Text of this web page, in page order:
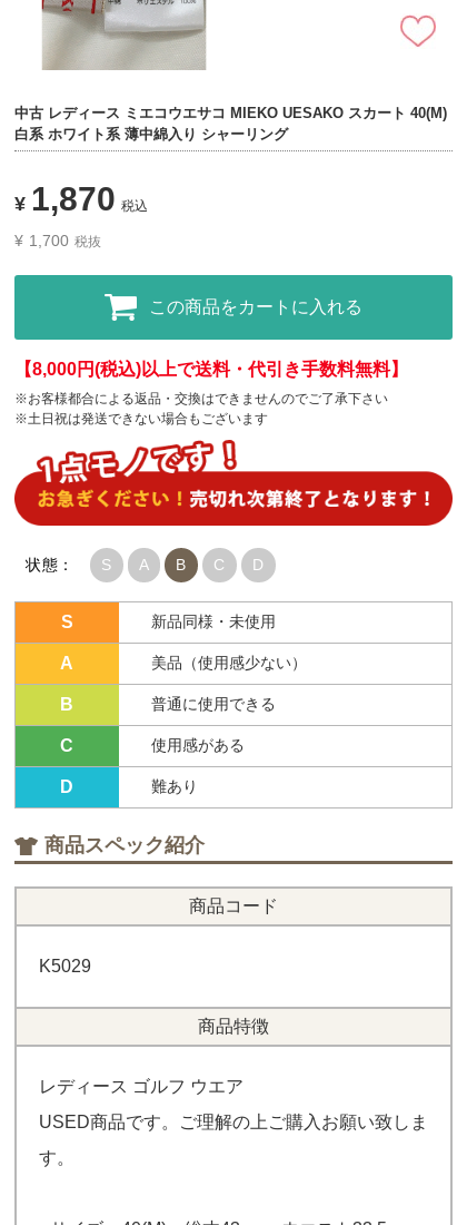
中古 レディース ミエコウエサコ MIEKO UESAKO スカート 40(M)
白系 ホワイト系 薄中綿入り シャーリング
¥ 1,870 税込
¥ 1,700 税抜
この商品をカートに入れる
【8,000円(税込)以上で送料・代引き手数料無料】
※お客様都合による返品・交換はできませんのでご了承下さい
※土日祝は発送できない場合もございます
状態： S A B C D
S 新品同様・未使用
A 美品（使用感少ない）
B 普通に使用できる
C 使用感がある
D 難あり
商品スペック紹介
商品コード
K5029
商品特徴
レディース ゴルフ ウエア
USED商品です。ご理解の上ご購入お願い致しま
す。